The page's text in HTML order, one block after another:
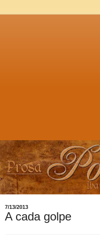
7/13/2013
A cada golpe